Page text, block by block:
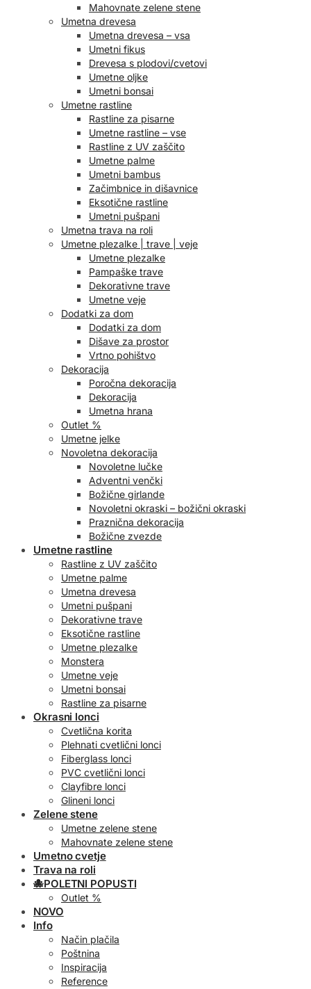
Mahovnate zelene stene
Umetna drevesa
Umetna drevesa – vsa
Umetni fikus
Drevesa s plodovi/cvetovi
Umetne oljke
Umetni bonsai
Umetne rastline
Rastline za pisarne
Umetne rastline – vse
Rastline z UV zaščito
Umetne palme
Umetni bambus
Začimbnice in dišavnice
Eksotične rastline
Umetni pušpani
Umetna trava na roli
Umetne plezalke | trave | veje
Umetne plezalke
Pampaške trave
Dekorativne trave
Umetne veje
Dodatki za dom
Dodatki za dom
Dišave za prostor
Vrtno pohištvo
Dekoracija
Poročna dekoracija
Dekoracija
Umetna hrana
Outlet %
Umetne jelke
Novoletna dekoracija
Novoletne lučke
Adventni venčki
Božične girlande
Novoletni okraski – božični okraski
Praznična dekoracija
Božične zvezde
Umetne rastline
Rastline z UV zaščito
Umetne palme
Umetna drevesa
Umetni pušpani
Dekorativne trave
Eksotične rastline
Umetne plezalke
Monstera
Umetne veje
Umetni bonsai
Rastline za pisarne
Okrasni lonci
Cvetlična korita
Plehnati cvetlični lonci
Fiberglass lonci
PVC cvetlični lonci
Clayfibre lonci
Glineni lonci
Zelene stene
Umetne zelene stene
Mahovnate zelene stene
Umetno cvetje
Trava na roli
🐙POLETNI POPUSTI
Outlet %
NOVO
Info
Način plačila
Poštnina
Inspiracija
Reference